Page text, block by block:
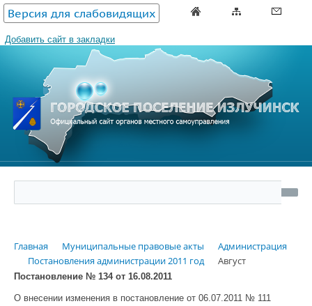
Версия для слабовидящих
Добавить сайт в закладки
Главная Муниципальные правовые акты
Администрация
Постановления администрации 2011 год
Август
Постановление № 134 от 16.08.2011
О внесении изменения в постановление от 06.07.2011 № 111